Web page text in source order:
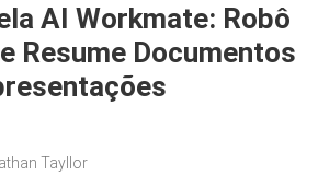
AI Workmate: Robô
Resume Documentos
Tayllor